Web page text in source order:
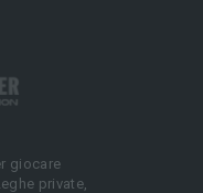
giocare
private,